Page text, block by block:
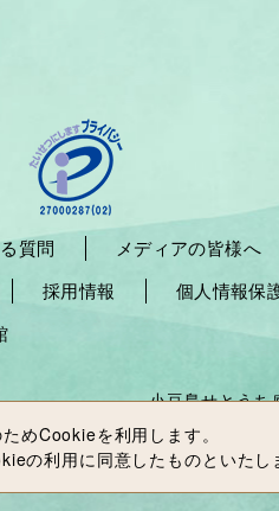
質問 メディアの皆様へ
採用情報 個人情報保
小豆島せとうち
めCookieを利用します。
の利用に同意したものといたし